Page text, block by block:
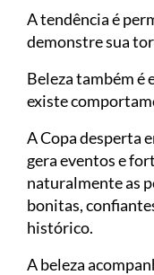
A tendência é
demonstre sua
Beleza também é
existe
A Copa desperta
gera eventos e
naturalmente as
bonitas,
histórico.
A beleza